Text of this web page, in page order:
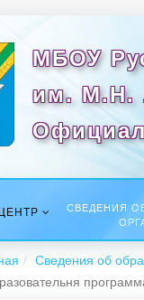
МБОУ
им. М.Н.
СВЕДЕНИЯ
Сведения об